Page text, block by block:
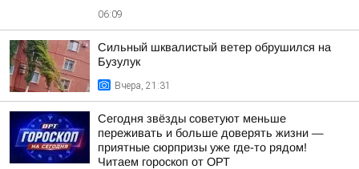
06:09
Сильный шквалистый ветер обрушился на
Бузулук
Вчера, 21:31
Сегодня звёзды советуют меньше
переживать и больше доверять жизни —
приятные сюрпризы уже где-то рядом!
Читаем гороскоп от ОРТ